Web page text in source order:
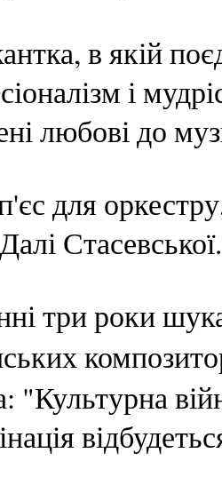
в якій
і
любові до
для
Стасевської.
три роки
"Культурна